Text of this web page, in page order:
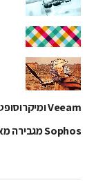
Veeam ומיקרוסופט מהדקות שיתוף הפעולה
Sophos מגבירה מאמץ להגנת שרתים